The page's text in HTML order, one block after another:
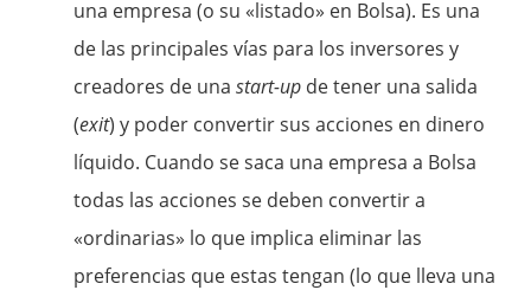
una empresa (o su «listado» en Bolsa). Es una
de las principales vías para los inversores y
creadores de unastart-up de tener una salida
(exit) y poder convertir sus acciones en dinero
líquido. Cuando se saca una empresa a Bolsa
todas las acciones se deben convertir a
«ordinarias» lo que implica eliminar las
preferencias que estas tengan (lo que lleva una